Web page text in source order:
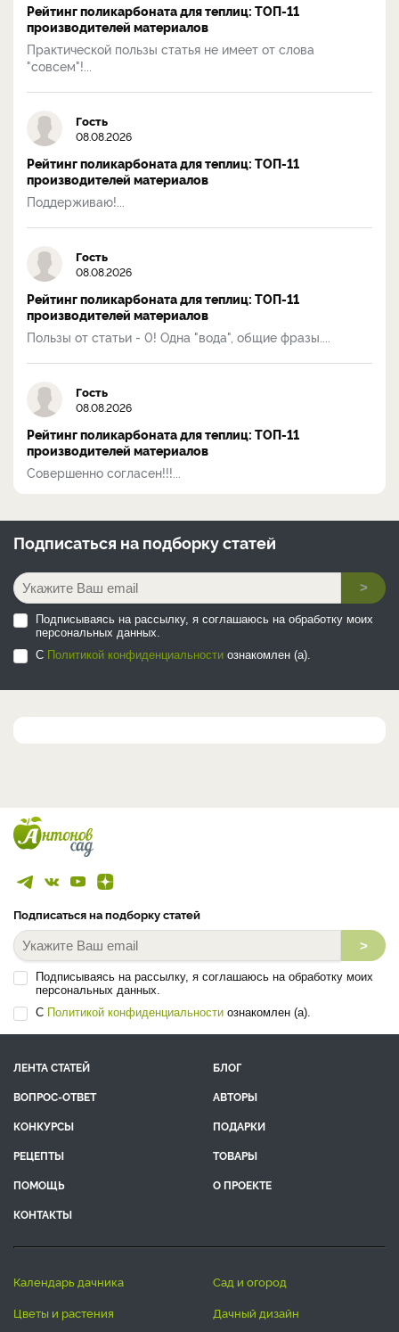
Рейтинг поликарбоната для теплиц: ТОП-11
производителей материалов
Практической пользы статья не имеет от слова
"совсем"!...
Гость
08.08.2026
Рейтинг поликарбоната для теплиц: ТОП-11
производителей материалов
Поддерживаю!...
Гость
08.08.2026
Рейтинг поликарбоната для теплиц: ТОП-11
производителей материалов
Пользы от статьи - 0! Одна "вода", общие фразы....
Гость
08.08.2026
Рейтинг поликарбоната для теплиц: ТОП-11
производителей материалов
Совершенно согласен!!!...
Подписаться на подборку статей
>
Подписываясь на рассылку, я соглашаюсь на обработку моих
персональных данных.
С Политикой конфиденциальности ознакомлен (а).
Подписаться на подборку статей
>
Подписываясь на рассылку, я соглашаюсь на обработку моих
персональных данных.
С Политикой конфиденциальности ознакомлен (а).
ЛЕНТА СТАТЕЙ
БЛОГ
ВОПРОС-ОТВЕТ
АВТОРЫ
КОНКУРСЫ
ПОДАРКИ
РЕЦЕПТЫ
ТОВАРЫ
ПОМОЩЬ
О ПРОЕКТЕ
КОНТАКТЫ
календарь дачника
сад и огород
цветы и растения
дачный дизайн